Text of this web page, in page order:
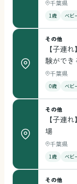
千葉県
1歳 ベビ
その他
【子連
験ができ
千葉県
0歳 ベビ
その他
【子連
場
千葉県
1歳 ベビ
その他